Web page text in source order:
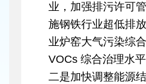
业，加强排污许可
施钢铁行业超低排
业炉窑大气污染综
VOCs 综合治理水平
二是加快调整能源